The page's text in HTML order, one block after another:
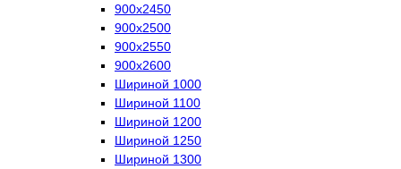
900х2450
900х2500
900х2550
900х2600
Шириной 1000
Шириной 1100
Шириной 1200
Шириной 1250
Шириной 1300